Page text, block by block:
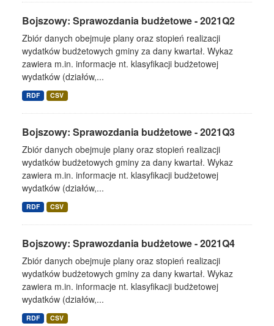
Bojszowy: Sprawozdania budżetowe - 2021Q2
Zbiór danych obejmuje plany oraz stopień realizacji
wydatków budżetowych gminy za dany kwartał. Wykaz
zawiera m.in. informacje nt. klasyfikacji budżetowej
wydatków (działów,...
RDF CSV
Bojszowy: Sprawozdania budżetowe - 2021Q3
Zbiór danych obejmuje plany oraz stopień realizacji
wydatków budżetowych gminy za dany kwartał. Wykaz
zawiera m.in. informacje nt. klasyfikacji budżetowej
wydatków (działów,...
RDF CSV
Bojszowy: Sprawozdania budżetowe - 2021Q4
Zbiór danych obejmuje plany oraz stopień realizacji
wydatków budżetowych gminy za dany kwartał. Wykaz
zawiera m.in. informacje nt. klasyfikacji budżetowej
wydatków (działów,...
RDF CSV